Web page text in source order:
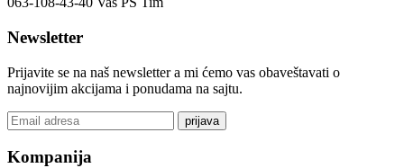
Newsletter
Prijavite se na naš newsletter a mi ćemo vas obaveštavati o
najnovijim akcijama i ponudama na sajtu.
prijava
Kompanija